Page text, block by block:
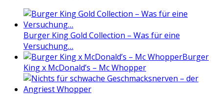
Burger King Gold Collection – Was für eine
Versuchung…
Burger
King x McDonald’s – Mc Whopper